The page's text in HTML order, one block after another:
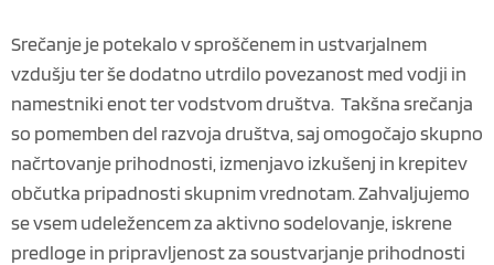
Srečanje je potekalo v sproščenem in ustvarjalnem
vzdušju ter še dodatno utrdilo povezanost med vodji in
namestniki enot ter vodstvom društva. Takšna srečanja
so pomemben del razvoja društva, saj omogočajo skupno
načrtovanje prihodnosti, izmenjavo izkušenj in krepitev
občutka pripadnosti skupnim vrednotam. Zahvaljujemo
se vsem udeležencem za aktivno sodelovanje, iskrene
predloge in pripravljenost za soustvarjanje prihodnosti